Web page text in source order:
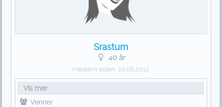
Srastum
40 år
Medlem siden: 20.08.2015
Vis mer
Venner